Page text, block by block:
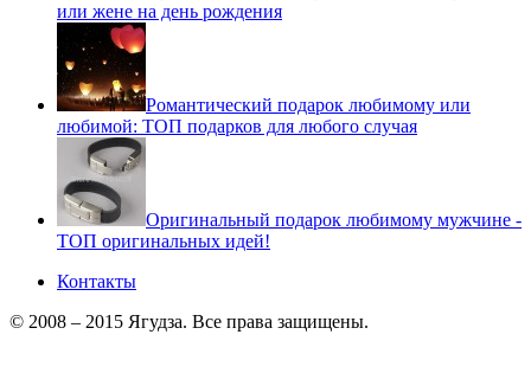
или жене на день рождения
Романтический подарок любимому или
любимой: ТОП подарков для любого случая
Оригинальный подарок любимому мужчине -
ТОП оригинальных идей!
Контакты
© 2008 – 2015 Ягудза. Все права защищены.